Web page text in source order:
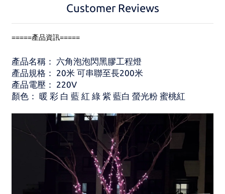
Customer Reviews
=====產品資訊=====
產品名稱： 六角泡泡閃黑膠工程燈
產品規格： 20米 可串聯至長200米
產品電壓： 220V
顏色： 暖 彩 白 藍 紅 綠 紫 藍白 螢光粉 蜜桃紅